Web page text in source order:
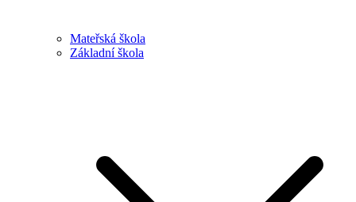
Mateřská škola
Základní škola